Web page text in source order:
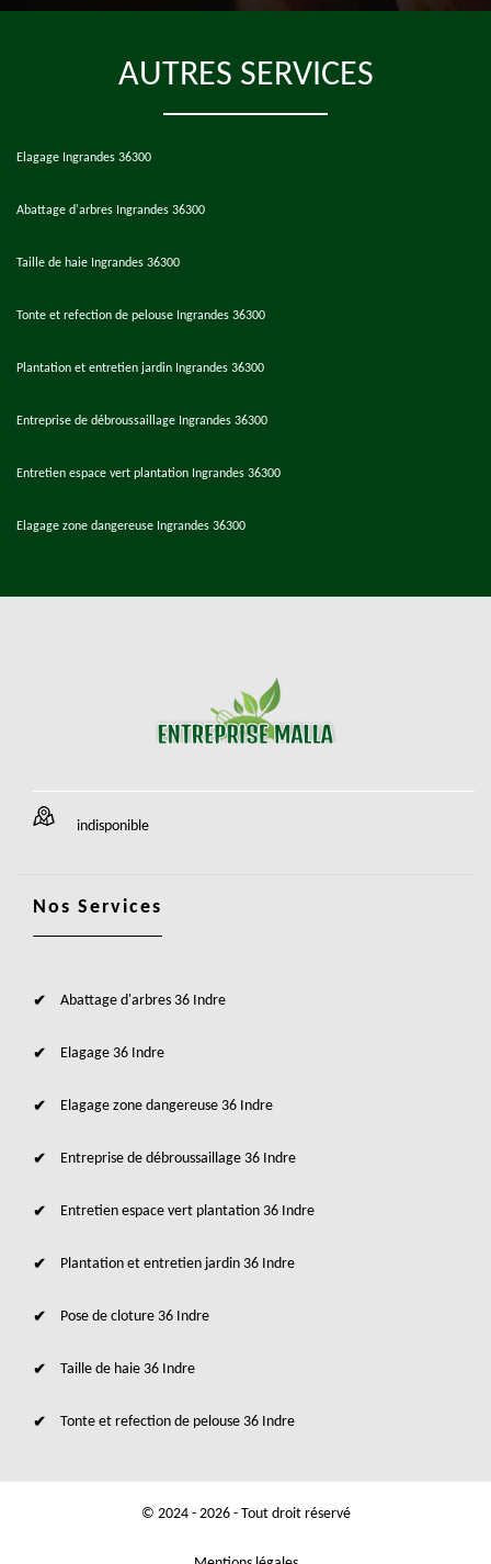
AUTRES SERVICES
Elagage Ingrandes 36300
Abattage d'arbres Ingrandes 36300
Taille de haie Ingrandes 36300
Tonte et refection de pelouse Ingrandes 36300
Plantation et entretien jardin Ingrandes 36300
Entreprise de débroussaillage Ingrandes 36300
Entretien espace vert plantation Ingrandes 36300
Elagage zone dangereuse Ingrandes 36300
indisponible
Nos Services
Abattage d'arbres 36 Indre
Elagage 36 Indre
Elagage zone dangereuse 36 Indre
Entreprise de débroussaillage 36 Indre
Entretien espace vert plantation 36 Indre
Plantation et entretien jardin 36 Indre
Pose de cloture 36 Indre
Taille de haie 36 Indre
Tonte et refection de pelouse 36 Indre
© 2024 - 2026 - Tout droit réservé